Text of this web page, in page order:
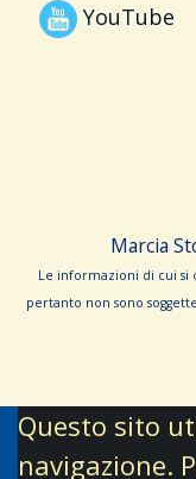
YouTube
Marcia
Le informa­zioni di cui si
pertanto non sono
Questo sito
navigazione.